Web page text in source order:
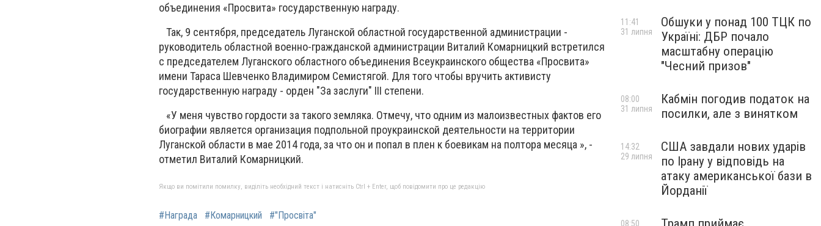
объединения «Просвита» государственную награду.
Так, 9 сентября, председатель Луганской областной государственной администрации -
руководитель областной военно-гражданской администрации Виталий Комарницкий встретился
с председателем Луганского областного объединения Всеукраинского общества «Просвита»
имени Тараса Шевченко Владимиром Семистягой. Для того чтобы вручить активисту
государственную награду - орден "За заслуги" III степени.
«У меня чувство гордости за такого земляка. Отмечу, что одним из малоизвестных фактов его
биографии является организация подпольной проукраинской деятельности на территории
Луганской области в мае 2014 года, за что он и попал в плен к боевикам на полтора месяца », -
отметил Виталий Комарницкий.
Якщо ви помітили помилку, виділіть необхідний текст і натисніть Ctrl + Enter, щоб повідомити про це редакцію
#Награда #Комарницкий #"Просвіта"
Обшуки у понад 100 ТЦК по
Україні: ДБР почало
масштабну операцію
"Чесний призов"
11:41
31 липня
Кабмін погодив податок на
посилки, але з винятком
08:00
31 липня
США завдали нових ударів
по Ірану у відповідь на
атаку американської бази в
Йорданії
14:32
29 липня
08:50